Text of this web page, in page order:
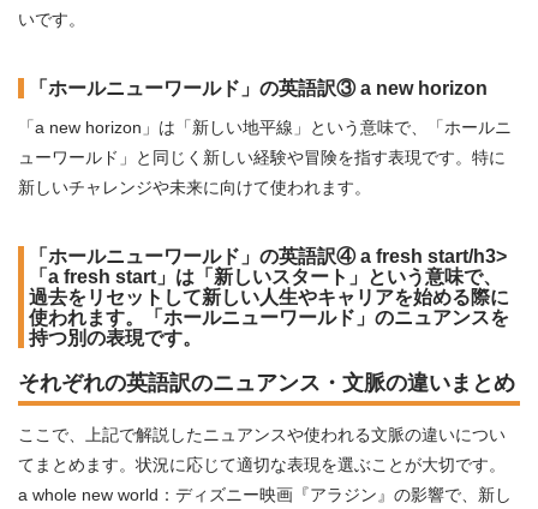
いです。
「ホールニューワールド」の英語訳③ a new horizon
「a new horizon」は「新しい地平線」という意味で、「ホールニ
ューワールド」と同じく新しい経験や冒険を指す表現です。特に
新しいチャレンジや未来に向けて使われます。
「ホールニューワールド」の英語訳④ a fresh start/h3>
「a fresh start」は「新しいスタート」という意味で、
過去をリセットして新しい人生やキャリアを始める際に
使われます。「ホールニューワールド」のニュアンスを
持つ別の表現です。
それぞれの英語訳のニュアンス・文脈の違いまとめ
ここで、上記で解説したニュアンスや使われる文脈の違いについ
てまとめます。状況に応じて適切な表現を選ぶことが大切です。
a whole new world：ディズニー映画『アラジン』の影響で、新し